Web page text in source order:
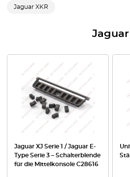
Jaguar XKR
Jaguar
Jaguar XJ Serie 1 / Jaguar E-
Type Serie 3 – Schalterblende
für die Mittelkonsole C28616